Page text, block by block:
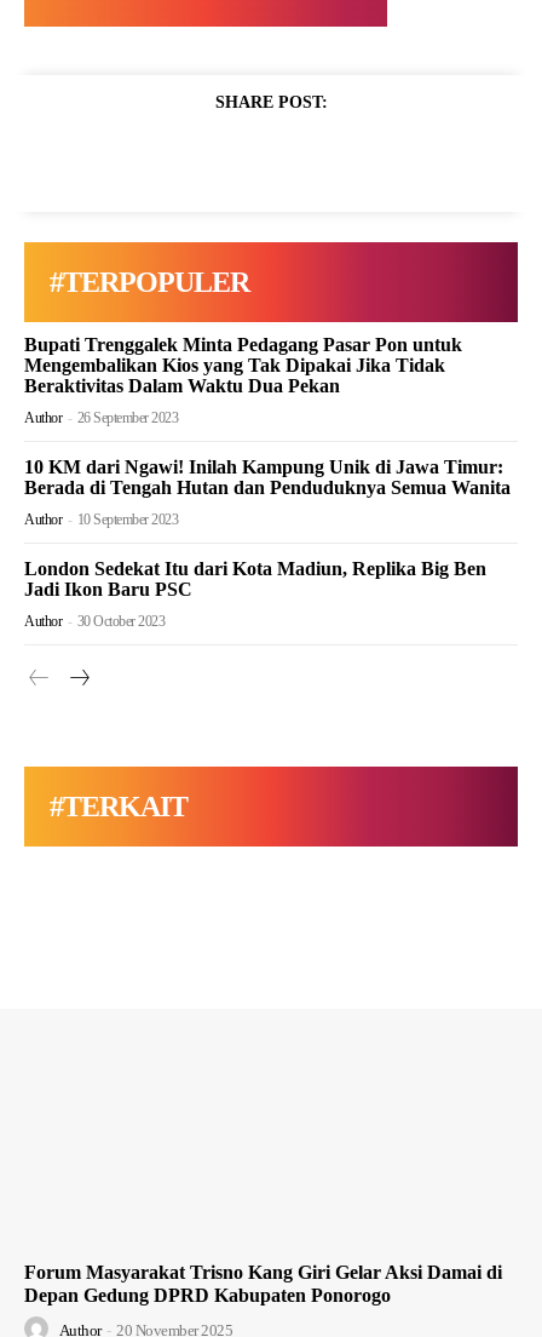
SHARE POST:
#TERPOPULER
Bupati Trenggalek Minta Pedagang Pasar Pon untuk
Mengembalikan Kios yang Tak Dipakai Jika Tidak
Beraktivitas Dalam Waktu Dua Pekan
Author - 26 September 2023
10 KM dari Ngawi! Inilah Kampung Unik di Jawa Timur:
Berada di Tengah Hutan dan Penduduknya Semua Wanita
Author - 10 September 2023
London Sedekat Itu dari Kota Madiun, Replika Big Ben
Jadi Ikon Baru PSC
Author - 30 October 2023
#TERKAIT
Forum Masyarakat Trisno Kang Giri Gelar Aksi Damai di
Depan Gedung DPRD Kabupaten Ponorogo
Author - 20 November 2025